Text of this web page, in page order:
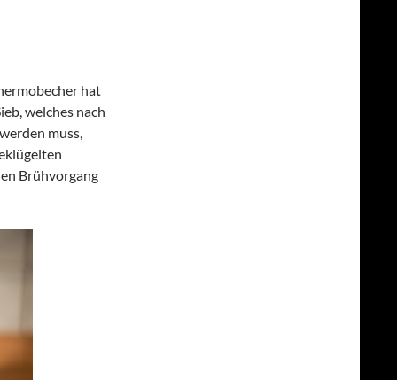
hat
welches nach
muss,
Brühvorgang